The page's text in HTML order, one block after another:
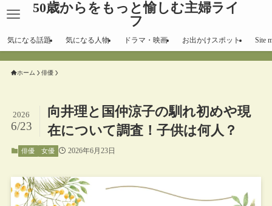
50歳からをもっと愉しむ主婦ライ
フ
気になる話題 気になる人物 ドラマ・映画 お出かけスポット Site
ホーム 俳優
向井理と国仲涼子の馴れ初めや現
在について調査！子供は何人？
2026
6/23
俳優 女優 2026年6月23日